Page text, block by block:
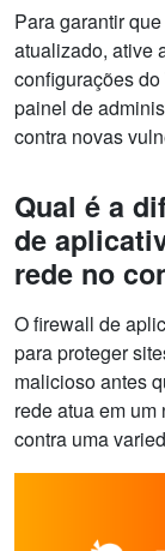
Para garantir
atualizado, ative
configurações
painel de
contra novas
Qual é a
de
rede no
O firewall de
para proteger
malicioso antes
rede atua em
contra uma